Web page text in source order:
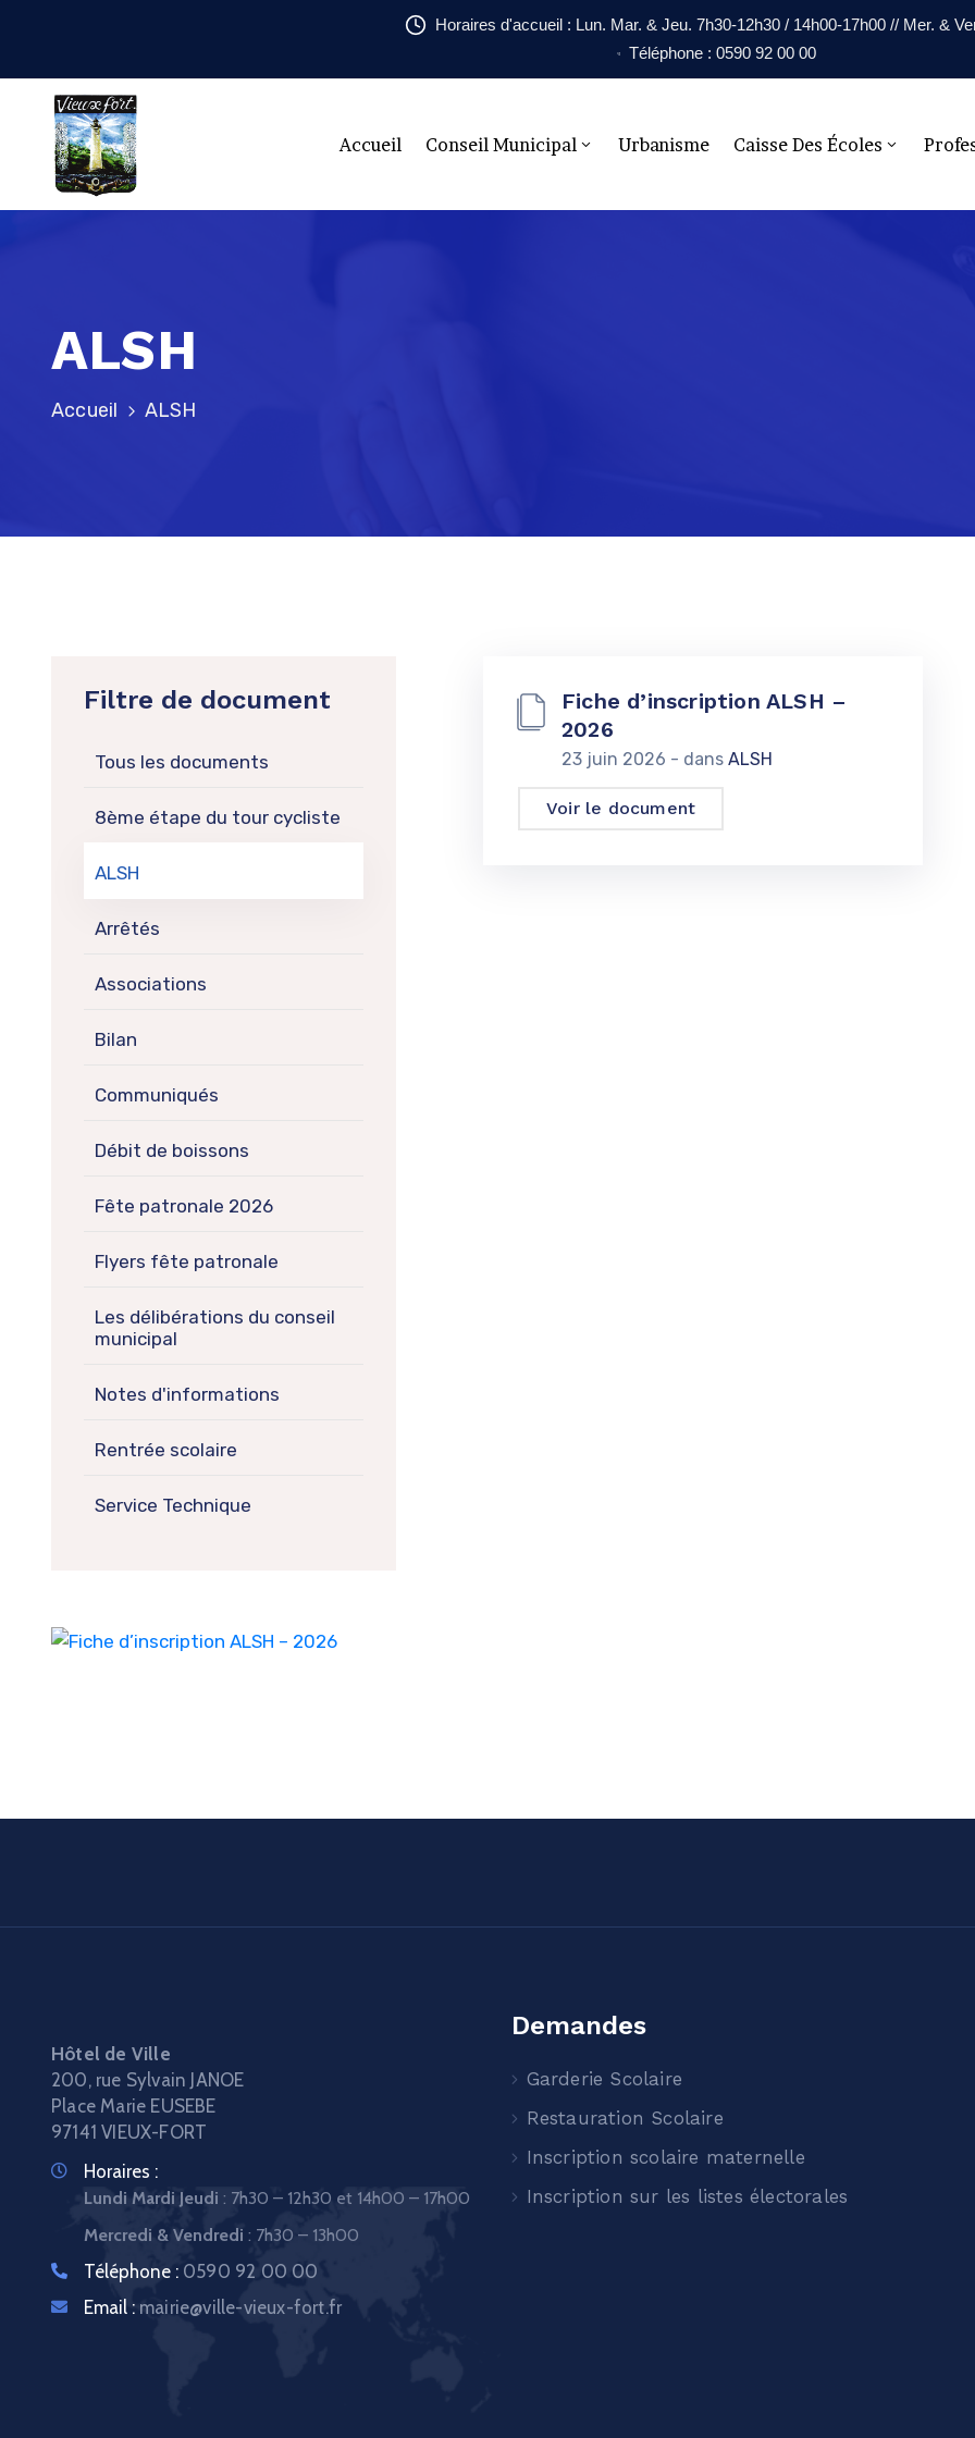
Horaires d'accueil : Lun. Mar. & Jeu. 7h30-12h30 / 14h00-17h00 // Mer. &
Téléphone : 0590 92 00 00
Accueil Conseil Municipal Urbanisme Caisse Des Écoles
ALSH
Accueil ALSH
Filtre de document
Tous les documents
8ème étape du tour cycliste
ALSH
Arrêtés
Associations
Bilan
Communiqués
Débit de boissons
Fête patronale 2026
Flyers fête patronale
Les délibérations du conseil
municipal
Notes d'informations
Rentrée scolaire
Service Technique
Fiche d’inscription ALSH –
2026
23 juin 2026 - dans ALSH
Voir le document
Hôtel de Ville
200, rue Sylvain JANOE
Place Marie EUSEBE
97141 VIEUX-FORT
Horaires :
Lundi Mardi Jeudi : 7h30 – 12h30 et 14h00 – 17h00
Mercredi & Vendredi : 7h30 – 13h00
Téléphone : 0590 92 00 00
Email : mairie@ville-vieux-fort.fr
Demandes
Garderie Scolaire
Restauration Scolaire
Inscription scolaire maternelle
Inscription sur les listes électorales